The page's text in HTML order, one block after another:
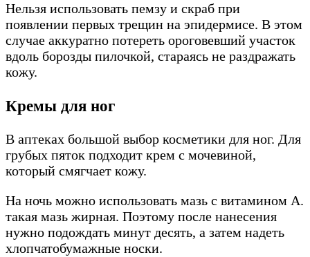
Нельзя использовать пемзу и скраб при
появлении первых трещин на эпидермисе. В этом
случае аккуратно потереть ороговевший участок
вдоль борозды пилочкой, стараясь не раздражать
кожу.
Кремы для ног
В аптеках большой выбор косметики для ног. Для
грубых пяток подходит крем с мочевиной,
который смягчает кожу.
На ночь можно использовать мазь с витамином А.
такая мазь жирная. Поэтому после нанесения
нужно подождать минут десять, а затем надеть
хлопчатобумажные носки.